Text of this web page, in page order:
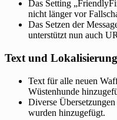
Das Setting
nicht länger vor
Das Setzen der
unterstützt nun auch
Text und Lokalisierung
Text für alle neuen
Wüstenhunde
Diverse
wurden hinzugefügt.